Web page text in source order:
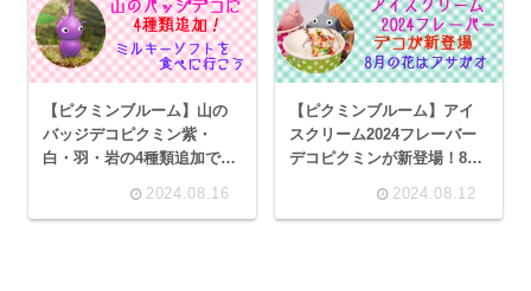
【ピクミンブルーム】山の
バッジデコピクミン紫・
白・羽・岩の4種類追加で登
ムを食べに行こう
2024.08.16
【ピクミンブルーム】アイ
スクリーム2024フレーバー
デコピクミンが新登場！8月
2024.08.12